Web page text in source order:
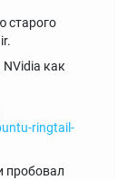
старого
NVidia как
ringtail-
пробовал